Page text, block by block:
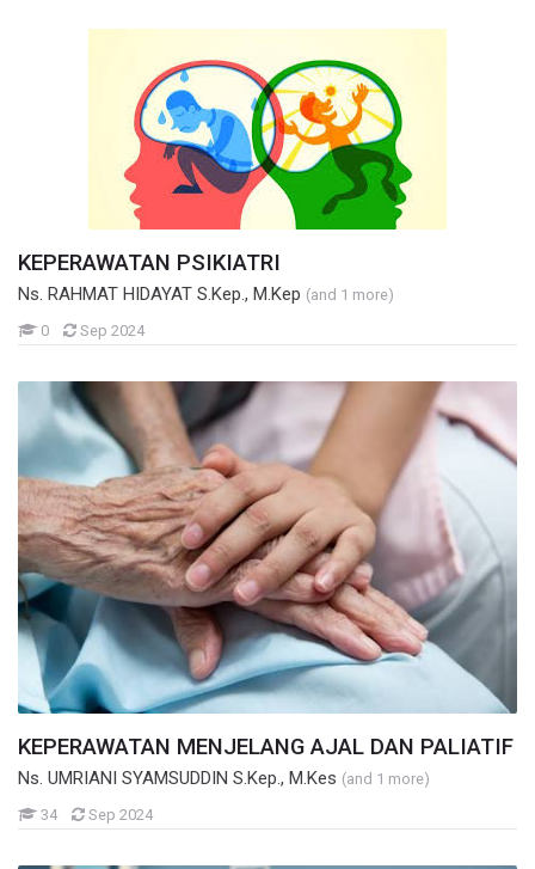
KEPERAWATAN PSIKIATRI
Ns. RAHMAT HIDAYAT S.Kep., M.Kep (and 1 more)
0Mahasiswa
Sep 2024
KEPERAWATAN MENJELANG AJAL DAN PALIATIF
Ns. UMRIANI SYAMSUDDIN S.Kep., M.Kes (and 1 more)
34Mahasiswa
Sep 2024